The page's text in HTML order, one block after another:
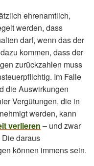
ehrenamtlich,
werden, dass
darf, wenn das der
kommen, dass der
zurückzahlen muss
Im Falle
die Auswirkungen
Vergütungen, die in
werden, kann
verlieren – und zwar
daraus
können immens sein.